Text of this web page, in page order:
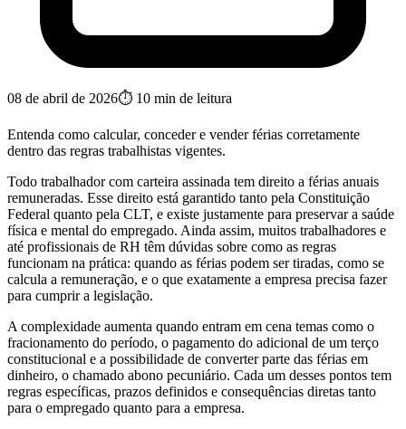
08 de abril de 2026⏱ 10 min de leitura
Entenda como calcular, conceder e vender férias corretamente
dentro das regras trabalhistas vigentes.
Todo trabalhador com carteira assinada tem direito a férias anuais
remuneradas. Esse direito está garantido tanto pela Constituição
Federal quanto pela CLT, e existe justamente para preservar a saúde
física e mental do empregado. Ainda assim, muitos trabalhadores e
até profissionais de RH têm dúvidas sobre como as regras
funcionam na prática: quando as férias podem ser tiradas, como se
calcula a remuneração, e o que exatamente a empresa precisa fazer
para cumprir a legislação.
A complexidade aumenta quando entram em cena temas como o
fracionamento do período, o pagamento do adicional de um terço
constitucional e a possibilidade de converter parte das férias em
dinheiro, o chamado abono pecuniário. Cada um desses pontos tem
regras específicas, prazos definidos e consequências diretas tanto
para o empregado quanto para a empresa.